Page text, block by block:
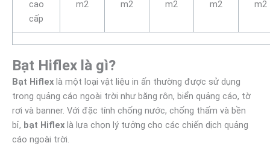
cao
cấp
m2
m2
m2
m2
m2
Bạt Hiflex là gì?
Bạt Hiflex là một loại vật liệu in ấn thường được sử dụng
trong quảng cáo ngoài trời như băng rôn, biển quảng cáo, tờ
rơi và banner. Với đặc tính chống nước, chống thấm và bền
bỉ, bạt Hiflex là lựa chọn lý tưởng cho các chiến dịch quảng
cáo ngoài trời.